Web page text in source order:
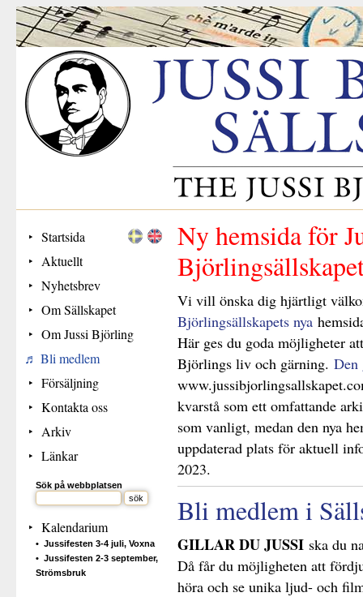
Startsida
Aktuellt
Nyhetsbrev
Om Sällskapet
Om Jussi Björling
Bli medlem
Försäljning
Kontakta oss
Arkiv
Länkar
Sök på webbplatsen
Kalendarium
Jussifesten 3-4 juli, Voxna
Jussifesten 2-3 september,
Strömsbruk
Ny hemsida för
Vi vill önska dig hjärtligt
Björlingsällskapets nya
Här ges du goda möjligheter
Björlings liv och gärning. Den
kvarstå som ett omfattande
som vanligt, medan den nya
uppdaterad plats för aktuell
2023.
Bli medlem i
GILLAR DU JUSSI ska du
Då får du möjligheten att
höra och se unika ljud- och